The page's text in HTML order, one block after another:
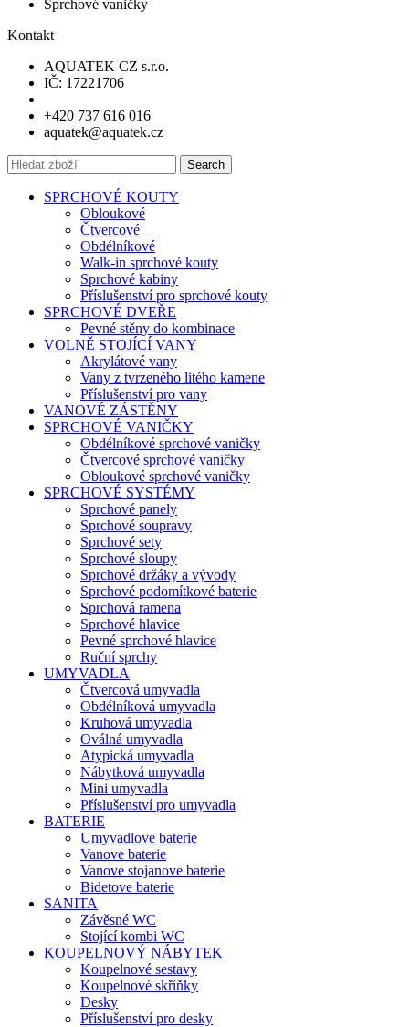
Sprchové vaničky
Kontakt
AQUATEK CZ s.r.o.
IČ: 17221706
+420 737 616 016
aquatek@aquatek.cz
Search
SPRCHOVÉ KOUTY
Obloukové
Čtvercové
Obdélníkové
Walk-in sprchové kouty
Sprchové kabiny
Příslušenství pro sprchové kouty
SPRCHOVÉ DVEŘE
Pevné stěny do kombinace
VOLNĚ STOJÍCÍ VANY
Akrylátové vany
Vany z tvrzeného litého kamene
Příslušenství pro vany
VANOVÉ ZÁSTĚNY
SPRCHOVÉ VANIČKY
Obdélníkové sprchové vaničky
Čtvercové sprchové vaničky
Obloukové sprchové vaničky
SPRCHOVÉ SYSTÉMY
Sprchové panely
Sprchové soupravy
Sprchové sety
Sprchové sloupy
Sprchové držáky a vývody
Sprchové podomítkové baterie
Sprchová ramena
Sprchové hlavice
Pevné sprchové hlavice
Ruční sprchy
UMYVADLA
Čtvercová umyvadla
Obdélníková umyvadla
Kruhová umyvadla
Oválná umyvadla
Atypická umyvadla
Nábytková umyvadla
Mini umyvadla
Příslušenství pro umyvadla
BATERIE
Umyvadlove baterie
Vanove baterie
Vanove stojanove baterie
Bidetove baterie
SANITA
Závěsné WC
Stojící kombi WC
KOUPELNOVÝ NÁBYTEK
Koupelnové sestavy
Koupelnové skříňky
Desky
Příslušenství pro desky